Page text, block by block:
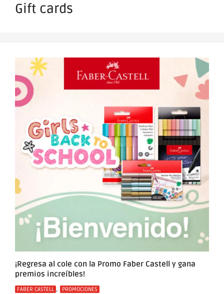
Gift cards
¡Regresa al cole con la Promo Faber Castell y gana
premios increíbles!
Categorías
FABER CASTELL , PROMOCIONES